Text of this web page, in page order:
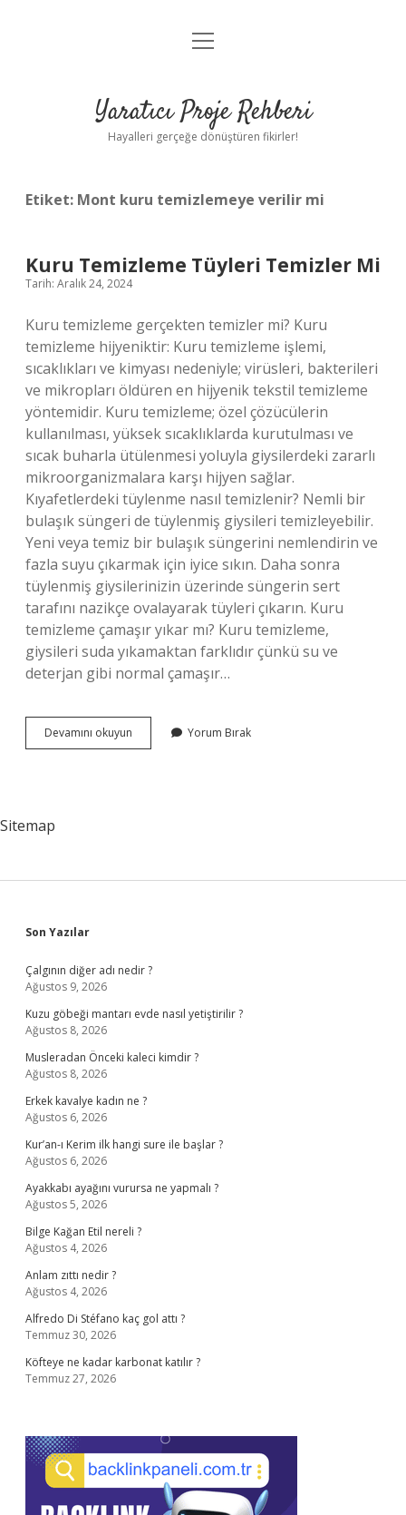
Anasayfa
Yasal Uyarı
menüyü
Yaratıcı Proje Rehberi
Hayalleri gerçeğe dönüştüren fikirler!
Etiket: Mont kuru temizlemeye verilir mi
Kuru Temizleme Tüyleri Temizler Mi
Tarih: Aralık 24, 2024
Kuru temizleme gerçekten temizler mi? Kuru
temizleme hijyeniktir: Kuru temizleme işlemi,
sıcaklıkları ve kimyası nedeniyle; virüsleri, bakterileri
ve mikropları öldüren en hijyenik tekstil temizleme
yöntemidir. Kuru temizleme; özel çözücülerin
kullanılması, yüksek sıcaklıklarda kurutulması ve
sıcak buharla ütülenmesi yoluyla giysilerdeki zararlı
mikroorganizmalara karşı hijyen sağlar.
Kıyafetlerdeki tüylenme nasıl temizlenir? Nemli bir
bulaşık süngeri de tüylenmiş giysileri temizleyebilir.
Yeni veya temiz bir bulaşık süngerini nemlendirin ve
fazla suyu çıkarmak için iyice sıkın. Daha sonra
tüylenmiş giysilerinizin üzerinde süngerin sert
tarafını nazikçe ovalayarak tüyleri çıkarın. Kuru
temizleme çamaşır yıkar mı? Kuru temizleme,
giysileri suda yıkamaktan farklıdır çünkü su ve
deterjan gibi normal çamaşır…
Devamını okuyun
Temizleme
Yorum Bırak
Sitemap
Sidebar
Son Yazılar
Çalgının diğer adı nedir ?
Ağustos 9, 2026
Kuzu göbeği mantarı evde nasıl yetiştirilir ?
Ağustos 8, 2026
Musleradan Önceki kaleci kimdir ?
Ağustos 8, 2026
Erkek kavalye kadın ne ?
Ağustos 6, 2026
Kur’an-ı Kerim ilk hangi sure ile başlar ?
Ağustos 6, 2026
Ayakkabı ayağını vurursa ne yapmalı ?
Ağustos 5, 2026
Bilge Kağan Etil nereli ?
Ağustos 4, 2026
Anlam zıttı nedir ?
Ağustos 4, 2026
Alfredo Di Stéfano kaç gol attı ?
Temmuz 30, 2026
Köfteye ne kadar karbonat katılır ?
Temmuz 27, 2026